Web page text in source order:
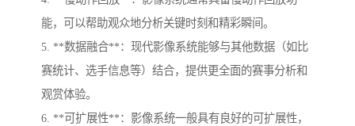
能，可以帮助观众地分析关键时刻和精彩瞬间。
5. **数据融合**：现代影像系统能够与其他数据（如比
赛统计、选手信息等）结合，提供更全面的赛事分析和
观赏体验。
6. **可扩展性**：影像系统一般具有良好的可扩展性，